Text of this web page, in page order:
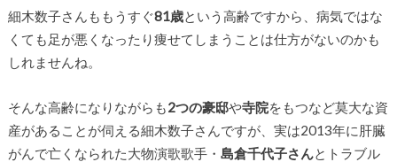
細木数子さんももうすぐ81歳という高齢ですから、病気ではな
くても足が悪くなったり痩せてしまうことは仕方がないのかも
しれませんね。
そんな高齢になりながらも2つの豪邸や寺院をもつなど莫大な資
産があることが伺える細木数子さんですが、実は2013年に肝臓
がんで亡くなられた大物演歌歌手・ 島倉千代子さんとトラブル